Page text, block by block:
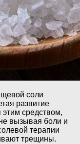
соли
развитие
этим средством,
вызывая боли и
терапии
трещины.